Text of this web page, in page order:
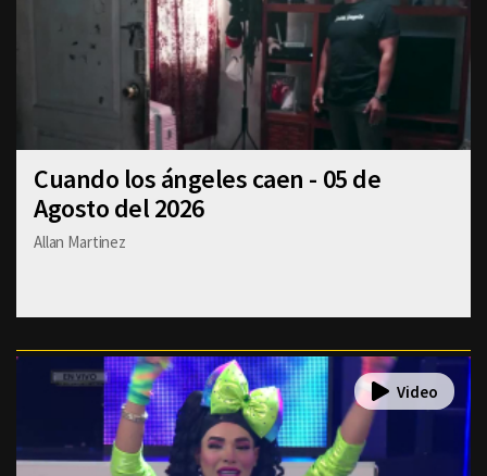
Cuando los ángeles caen - 05 de
Agosto del 2026
Allan Martinez